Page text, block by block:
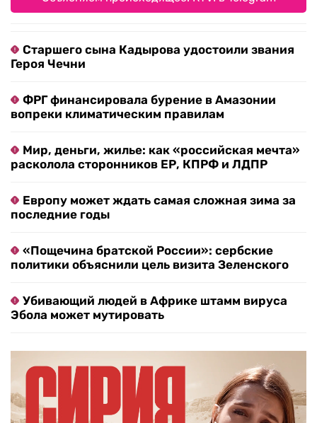
Старшего сына Кадырова удостоили звания
Героя Чечни
ФРГ финансировала бурение в Амазонии
вопреки климатическим правилам
Мир, деньги, жилье: как «российская мечта»
расколола сторонников ЕР, КПРФ и ЛДПР
Европу может ждать самая сложная зима за
последние годы
«Пощечина братской России»: сербские
политики объяснили цель визита Зеленского
Убивающий людей в Африке штамм вируса
Эбола может мутировать